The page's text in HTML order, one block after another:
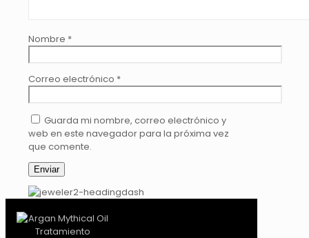
Nombre *
Correo electrónico *
Guarda mi nombre, correo electrónico y
web en este navegador para la próxima vez
que comente.